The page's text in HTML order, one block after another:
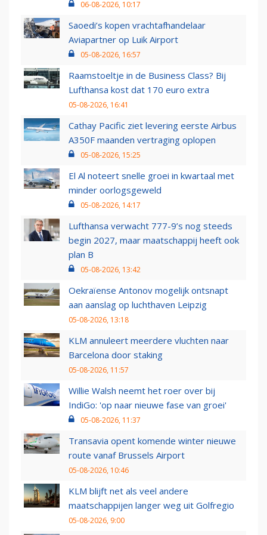
06-08-2026, 10:17
Saoedi’s kopen vrachtafhandelaar
Aviapartner op Luik Airport
05-08-2026, 16:57
Raamstoeltje in de Business Class? Bij
Lufthansa kost dat 170 euro extra
05-08-2026, 16:41
Cathay Pacific ziet levering eerste Airbus
A350F maanden vertraging oplopen
05-08-2026, 15:25
El Al noteert snelle groei in kwartaal met
minder oorlogsgeweld
05-08-2026, 14:17
Lufthansa verwacht 777-9’s nog steeds
begin 2027, maar maatschappij heeft ook
plan B
05-08-2026, 13:42
Oekraïense Antonov mogelijk ontsnapt
aan aanslag op luchthaven Leipzig
05-08-2026, 13:18
KLM annuleert meerdere vluchten naar
Barcelona door staking
05-08-2026, 11:57
Willie Walsh neemt het roer over bij
IndiGo: 'op naar nieuwe fase van groei'
05-08-2026, 11:37
Transavia opent komende winter nieuwe
route vanaf Brussels Airport
05-08-2026, 10:46
KLM blijft net als veel andere
maatschappijen langer weg uit Golfregio
05-08-2026, 9:00